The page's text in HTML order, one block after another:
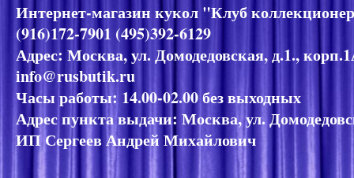
Интернет-магазин кукол "Клуб
(916)172-7901 (495)392-6129
Адрес: Москва, ул. Домодедовская, д.1.,
info@rusbutik.ru
Часы работы: 14.00-02.00 без выходных
Адрес пункта выдачи: Москва, ул.
ИП Сергеев Андрей Михайлович